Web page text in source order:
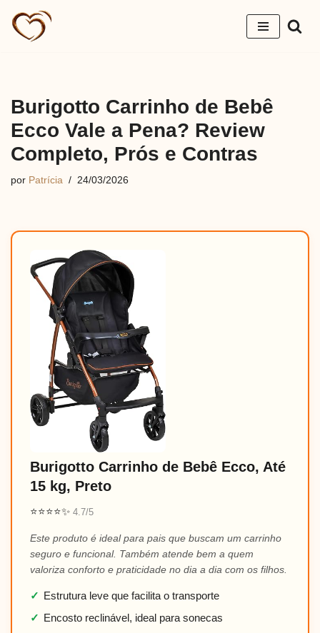
Pular
Burigotto Carrinho de Bebê
Ecco Vale a Pena? Review
Completo, Prós e Contras
por Patrícia 24/03/2026
Burigotto Carrinho de Bebê Ecco, Até
15 kg, Preto
⭐⭐⭐⭐✨ 4.7/5
Este produto é ideal para pais que buscam um carrinho
seguro e funcional. Também atende bem a quem
valoriza conforto e praticidade no dia a dia com os filhos.
✓ Estrutura leve que facilita o transporte
✓ Encosto reclinável, ideal para sonecas